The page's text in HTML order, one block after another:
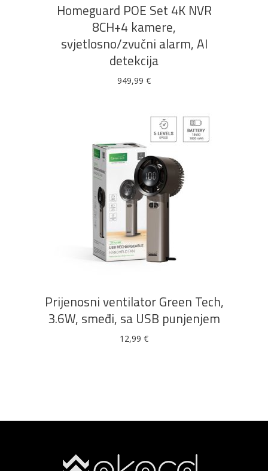
Homeguard POE Set 4K NVR
8CH+4 kamere,
svjetlosno/zvučni alarm, AI
detekcija
949,99 €
DODAJ U KOŠARICU
Prijenosni ventilator Green Tech,
3.6W, smeđi, sa USB punjenjem
12,99 €